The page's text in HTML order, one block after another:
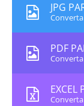
JPG
Converta
PDF
Converta
EXCEL
Converta